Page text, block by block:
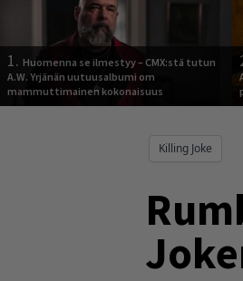
1. Huomenna se ilmestyy – CMX:stä tutun
A.W. Yrjänän uutuusalbumi om
mammuttimainen kokonaisuus
Killing Joke